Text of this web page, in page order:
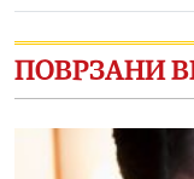
ПОВРЗАНИ